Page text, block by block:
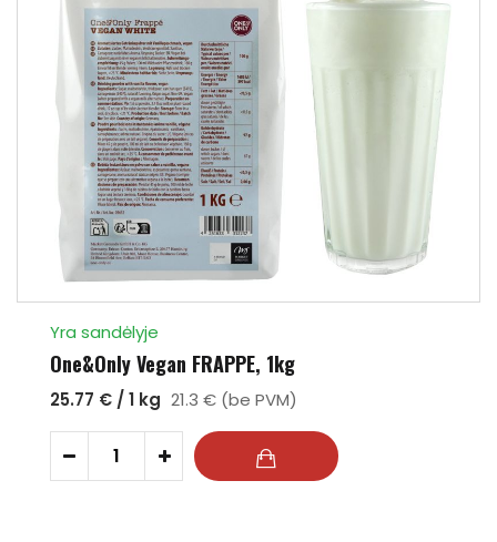
Yra sandėlyje
One&Only Vegan FRAPPE, 1kg
25.77 € / 1 kg 21.3 € (be PVM)
- +